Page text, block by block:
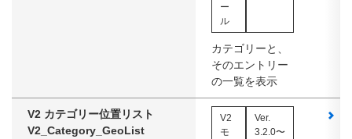
ー
ル
カテゴリーと、
そのエントリー
の一覧を表示
V2 カテゴリー位置リスト
V2_Category_GeoList
V2
モ
Ver.
3.2.0〜